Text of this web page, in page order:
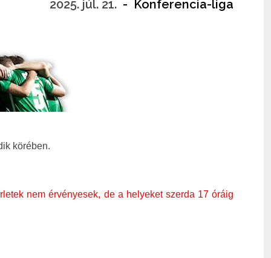
2025. júl. 21. - Konferencia-liga
körében.
nem érvényesek, de a helyeket szerda 17 óráig